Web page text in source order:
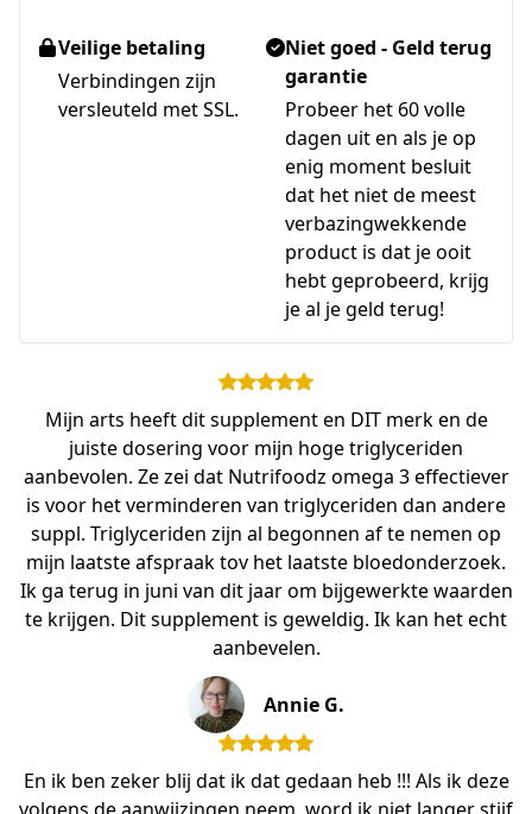
Veilige betaling
Verbindingen zijn
versleuteld met SSL.
Niet goed - Geld terug
garantie
Probeer het 60 volle
dagen uit en als je op
enig moment besluit
dat het niet de meest
verbazingwekkende
product is dat je ooit
hebt geprobeerd, krijg
je al je geld terug!
Mijn arts heeft dit supplement en DIT merk en de
juiste dosering voor mijn hoge triglyceriden
aanbevolen. Ze zei dat Nutrifoodz omega 3 effectiever
is voor het verminderen van triglyceriden dan andere
suppl. Triglyceriden zijn al begonnen af te nemen op
mijn laatste afspraak tov het laatste bloedonderzoek.
Ik ga terug in juni van dit jaar om bijgewerkte waarden
te krijgen. Dit supplement is geweldig. Ik kan het echt
aanbevelen.
Annie G.
En ik ben zeker blij dat ik dat gedaan heb !!! Als ik deze